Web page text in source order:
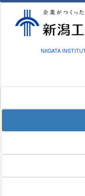
NIIGATA INSTITUTE